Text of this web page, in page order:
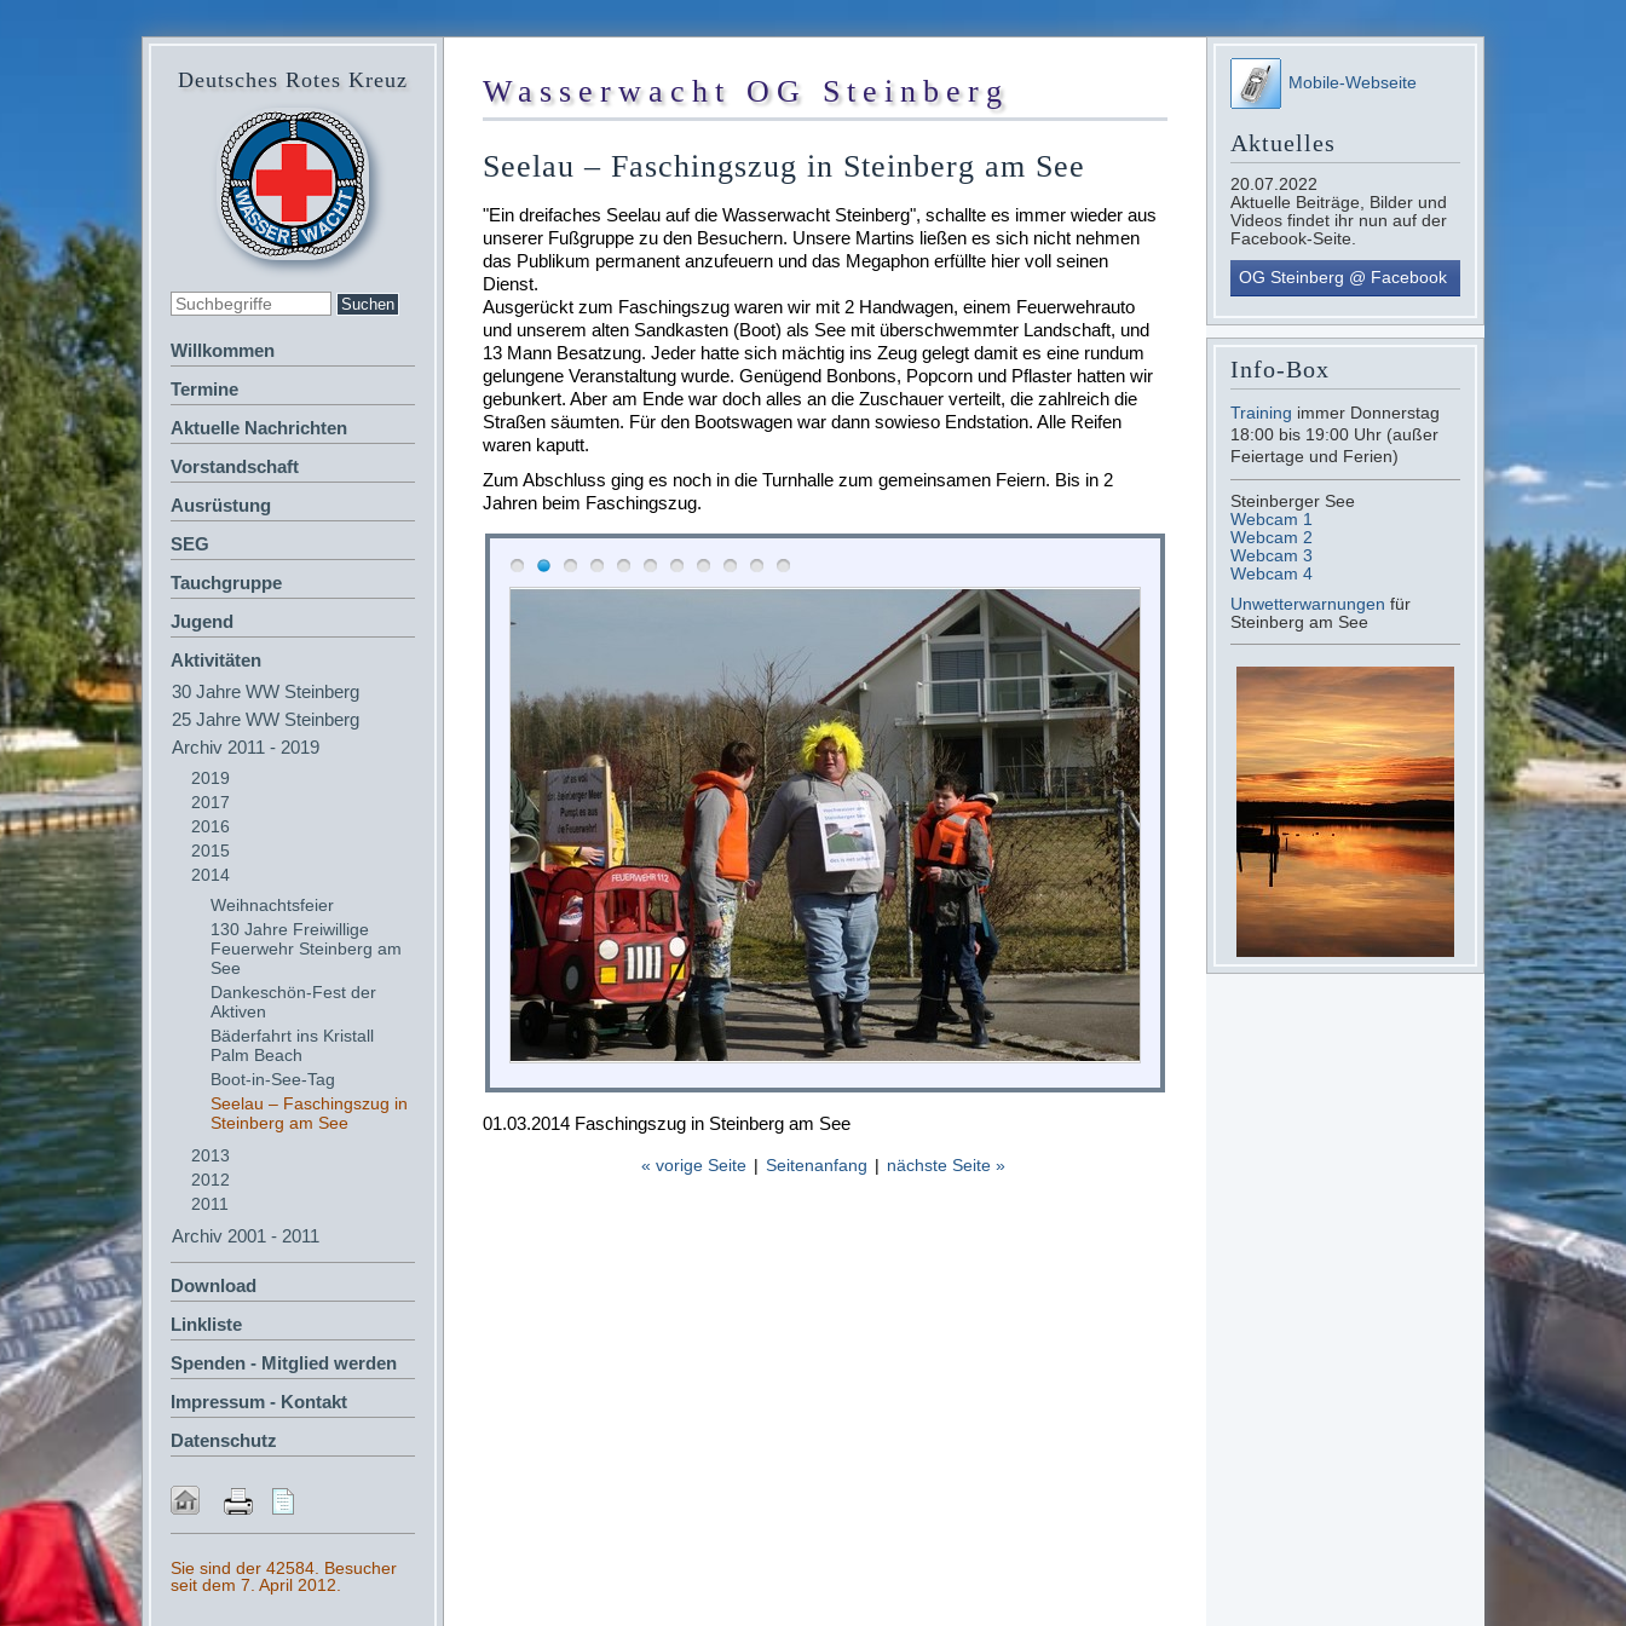
Deutsches Rotes Kreuz
Willkommen
Termine
Aktuelle Nachrichten
Vorstandschaft
Ausrüstung
SEG
Tauchgruppe
Jugend
Aktivitäten
30 Jahre WW Steinberg
25 Jahre WW Steinberg
Archiv 2011 - 2019
2019
2017
2016
2015
2014
Weihnachtsfeier
130 Jahre Freiwillige
Feuerwehr Steinberg am
See
Dankeschön-Fest der
Aktiven
Bäderfahrt ins Kristall
Palm Beach
Boot-in-See-Tag
Seelau – Faschingszug in
Steinberg am See
2013
2012
2011
Archiv 2001 - 2011
Download
Linkliste
Spenden - Mitglied werden
Impressum - Kontakt
Datenschutz
Sie sind der 42584. Besucher
seit dem 7. April 2012.
Wasserwacht OG Steinberg
Seelau – Faschingszug in Steinberg am See
"Ein dreifaches Seelau auf die Wasserwacht Steinberg", schallte es immer wieder aus
unserer Fußgruppe zu den Besuchern. Unsere Martins ließen es sich nicht nehmen
das Publikum permanent anzufeuern und das Megaphon erfüllte hier voll seinen
Dienst.
Ausgerückt zum Faschingszug waren wir mit 2 Handwagen, einem Feuerwehrauto
und unserem alten Sandkasten (Boot) als See mit überschwemmter Landschaft, und
13 Mann Besatzung. Jeder hatte sich mächtig ins Zeug gelegt damit es eine rundum
gelungene Veranstaltung wurde. Genügend Bonbons, Popcorn und Pflaster hatten wir
gebunkert. Aber am Ende war doch alles an die Zuschauer verteilt, die zahlreich die
Straßen säumten. Für den Bootswagen war dann sowieso Endstation. Alle Reifen
waren kaputt.
Zum Abschluss ging es noch in die Turnhalle zum gemeinsamen Feiern. Bis in 2
Jahren beim Faschingszug.
01.03.2014 Faschingszug in Steinberg am See
« vorige Seite | Seitenanfang | nächste Seite »
Mobile-Webseite
Aktuelles
20.07.2022
Aktuelle Beiträge, Bilder und
Videos findet ihr nun auf der
Facebook-Seite.
OG Steinberg @ Facebook
Info-Box
Training immer Donnerstag
18:00 bis 19:00 Uhr (außer
Feiertage und Ferien)
Steinberger See
Webcam 1
Webcam 2
Webcam 3
Webcam 4
Unwetterwarnungen für
Steinberg am See